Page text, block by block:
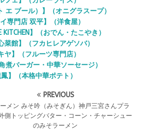
エ ブール）】（オニグラスープ）
イ専門店 双平】（洋食屋）
KITCHEN】（おでん・たこやき）
菜館】（フカヒレアゲソバ）
ヤ】（フルーツ専門店）
煮バーガー・中華ソーセージ）
鳳】（本格中華ポテト）
PREVIOUS
メン みそ吟（みそぎん）神戸三宮さんプラ
側トッピングバター・コーン・チャーシュー
のみそラーメン